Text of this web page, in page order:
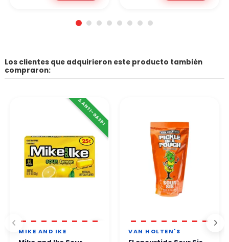
Los clientes que adquirieron este producto también
compraron:
⚠️ ANTI-GASPI
MIKE AND IKE VAN HOLTEN'S